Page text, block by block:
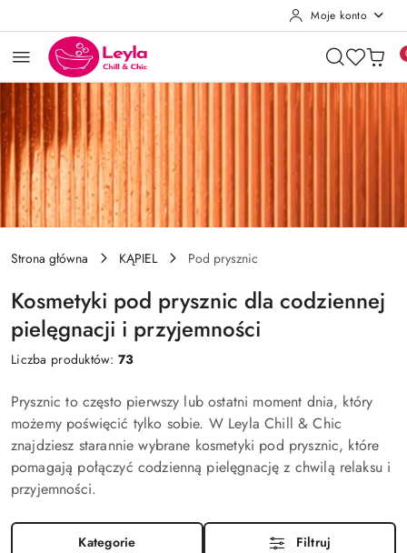
Moje konto
Strona główna KĄPIEL Pod prysznic
Kosmetyki pod prysznic dla codziennej
pielęgnacji i przyjemności
Liczba produktów:73
Prysznic to często pierwszy lub ostatni moment dnia, który
możemy poświęcić tylko sobie. W Leyla Chill & Chic
znajdziesz starannie wybrane kosmetyki pod prysznic, które
pomagają połączyć codzienną pielęgnację z chwilą relaksu i
przyjemności.
Kategorie Filtruj